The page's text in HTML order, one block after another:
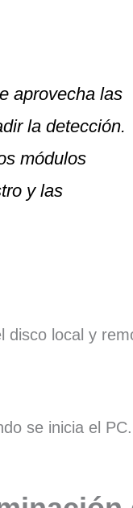
aprovecha las
la detección.
módulos
y las
disco local y
se inicia el PC.